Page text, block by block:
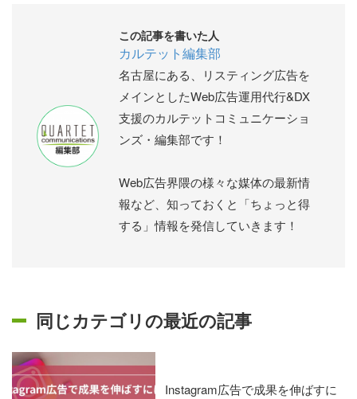
この記事を書いた人
カルテット編集部
名古屋にある、リスティング広告を
メインとしたWeb広告運用代行&DX
支援のカルテットコミュニケーショ
ンズ・編集部です！
Web広告界隈の様々な媒体の最新情
報など、知っておくと「ちょっと得
する」情報を発信していきます！
同じカテゴリの最近の記事
Instagram広告で成果を伸ばすに